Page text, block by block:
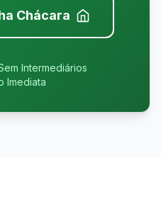
Chácara
Intermediários
Imediata